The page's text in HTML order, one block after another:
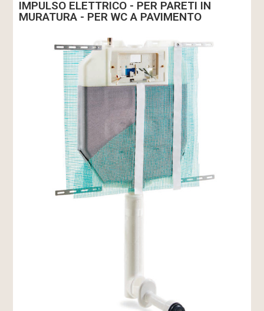
IMPULSO ELETTRICO - PER PARETI IN
MURATURA - PER WC A PAVIMENTO